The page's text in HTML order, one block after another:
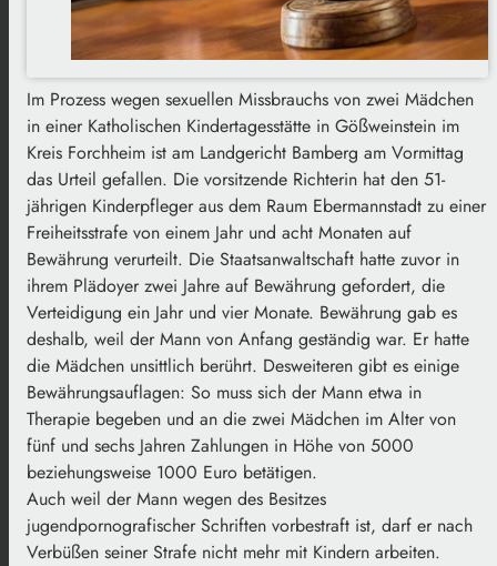
Im Prozess wegen sexuellen Missbrauchs von zwei Mädchen
in einer Katholischen Kindertagesstätte in Gößweinstein im
Kreis Forchheim ist am Landgericht Bamberg am Vormittag
das Urteil gefallen. Die vorsitzende Richterin hat den 51-
jährigen Kinderpfleger aus dem Raum Ebermannstadt zu einer
Freiheitsstrafe von einem Jahr und acht Monaten auf
Bewährung verurteilt. Die Staatsanwaltschaft hatte zuvor in
ihrem Plädoyer zwei Jahre auf Bewährung gefordert, die
Verteidigung ein Jahr und vier Monate. Bewährung gab es
deshalb, weil der Mann von Anfang geständig war. Er hatte
die Mädchen unsittlich berührt. Desweiteren gibt es einige
Bewährungsauflagen: So muss sich der Mann etwa in
Therapie begeben und an die zwei Mädchen im Alter von
fünf und sechs Jahren Zahlungen in Höhe von 5000
beziehungsweise 1000 Euro betätigen.
Auch weil der Mann wegen des Besitzes
jugendpornografischer Schriften vorbestraft ist, darf er nach
Verbüßen seiner Strafe nicht mehr mit Kindern arbeiten.